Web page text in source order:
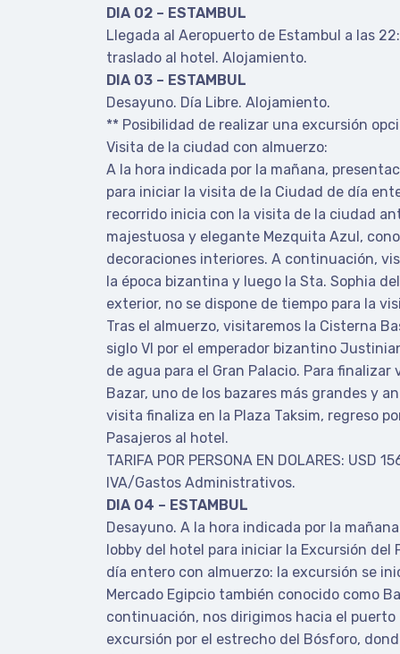
DIA 02 – ESTAMBUL
Llegada al Aeropuerto de Estambul a las
traslado al hotel. Alojamiento.
DIA 03 – ESTAMBUL
Desayuno. Día Libre. Alojamiento.
** Posibilidad de realizar una excursión
Visita de la ciudad con almuerzo:
A la hora indicada por la mañana,
para iniciar la visita de la Ciudad de día
recorrido inicia con la visita de la ciudad
majestuosa y elegante Mezquita Azul,
decoraciones interiores. A continuación,
la época bizantina y luego la Sta. Sophia
exterior, no se dispone de tiempo para la
Tras el almuerzo, visitaremos la Cisterna
siglo VI por el emperador bizantino
de agua para el Gran Palacio. Para finalizar
Bazar, uno de los bazares más grandes y
visita finaliza en la Plaza Taksim, regreso
Pasajeros al hotel.
TARIFA POR PERSONA EN DOLARES: USD
IVA/Gastos Administrativos.
DIA 04 – ESTAMBUL
Desayuno. A la hora indicada por la
lobby del hotel para iniciar la Excursión del
día entero con almuerzo: la excursión se
Mercado Egipcio también conocido como
continuación, nos dirigimos hacia el puerto
excursión por el estrecho del Bósforo,